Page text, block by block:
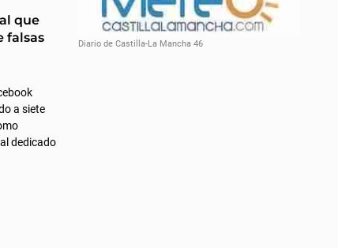
que
falsas
a siete
dedicado
Diario de Castilla-La Mancha 46